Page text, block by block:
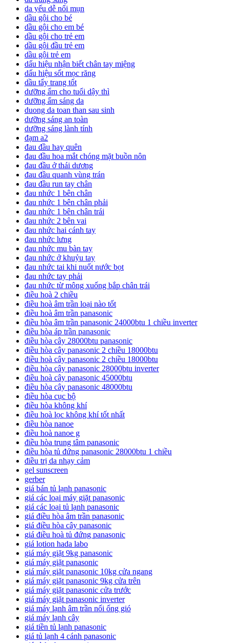
da yếu dễ nổi mụn
dầu gội cho bé
dầu gội cho em bé
dầu gội cho trẻ em
dầu gội đầu trẻ em
dầu gội trẻ em
dấu hiệu nhận biết chân tay miệng
dấu hiệu sốt mọc răng
dầu tẩy trang tốt
dưỡng ẩm cho tuổi dậy thì
dưỡng ẩm sáng da
duong da toan than sau sinh
dưỡng sáng an toàn
dưỡng sáng lành tính
đạm a2
đau đầu hay quên
đau đầu hoa mắt chóng mặt buồn nôn
đau đầu ở thái dương
đau đầu quanh vùng trán
đau đầu run tay chân
đau nhức 1 bên chân
đau nhức 1 bên chân phải
đau nhức 1 bên chân trái
đau nhức 2 bên vai
đau nhức hai cánh tay
đau nhức lưng
đau nhức mu bàn tay
đau nhức ở khuỷu tay
đau nhức tai khi nuốt nước bọt
đau nhức tay phải
đau nhức từ mông xuống bắp chân trái
điều hoà 2 chiều
điều hoà âm trần loại nào tốt
điều hoà âm trần panasonic
điều hòa âm trần panasonic 24000btu 1 chiều inverter
điều hòa áp trần panasonic
điều hòa cây 28000btu panasonic
điều hòa cây panasonic 2 chiều 18000btu
điều hoà cây panasonic 2 chiều 18000btu
điều hòa cây panasonic 28000btu inverter
điều hoà cây panasonic 45000btu
điều hòa cây panasonic 48000btu
điều hòa cục bộ
điều hòa không khí
điều hoà lọc không khí tốt nhất
điều hòa nanoe
điều hoà nanoe g
điều hòa trung tâm panasonic
điều hòa tủ đứng panasonic 28000btu 1 chiều
điều trị da nhạy cảm
gel sunscreen
gerber
giá bán tủ lạnh panasonic
giá các loại máy giặt panasonic
giá các loại tủ lạnh panasonic
giá điều hòa âm trần panasonic
giá điều hòa cây panasonic
giá điều hoà tủ đứng panasonic
giá lotion hada labo
giá máy giặt 9kg panasonic
giá máy giặt panasonic
giá máy giặt panasonic 10kg cửa ngang
giá máy giặt panasonic 9kg cửa trên
giá máy giặt panasonic cửa trước
giá máy giặt panasonic inverter
giá máy lạnh âm trần nối ống gió
giá máy lạnh cây
giá tiền tủ lạnh panasonic
giá tủ lạnh 4 cánh panasonic